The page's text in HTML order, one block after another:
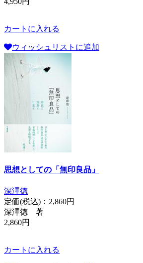
カートに入れる
ウィッシュリストに追加
思想としての「無印良品」
深澤徳
定価(税込)： 2,860円
深澤徳 著
2,860円
カートに入れる